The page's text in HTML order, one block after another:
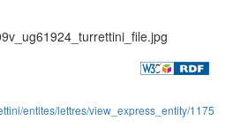
entites/lettres/view_express_entity/1175